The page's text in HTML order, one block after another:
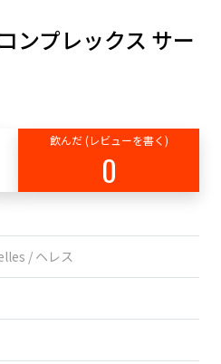
ンプレックス サー
飲んだ (レビューを書く)
0
/ ヘレス